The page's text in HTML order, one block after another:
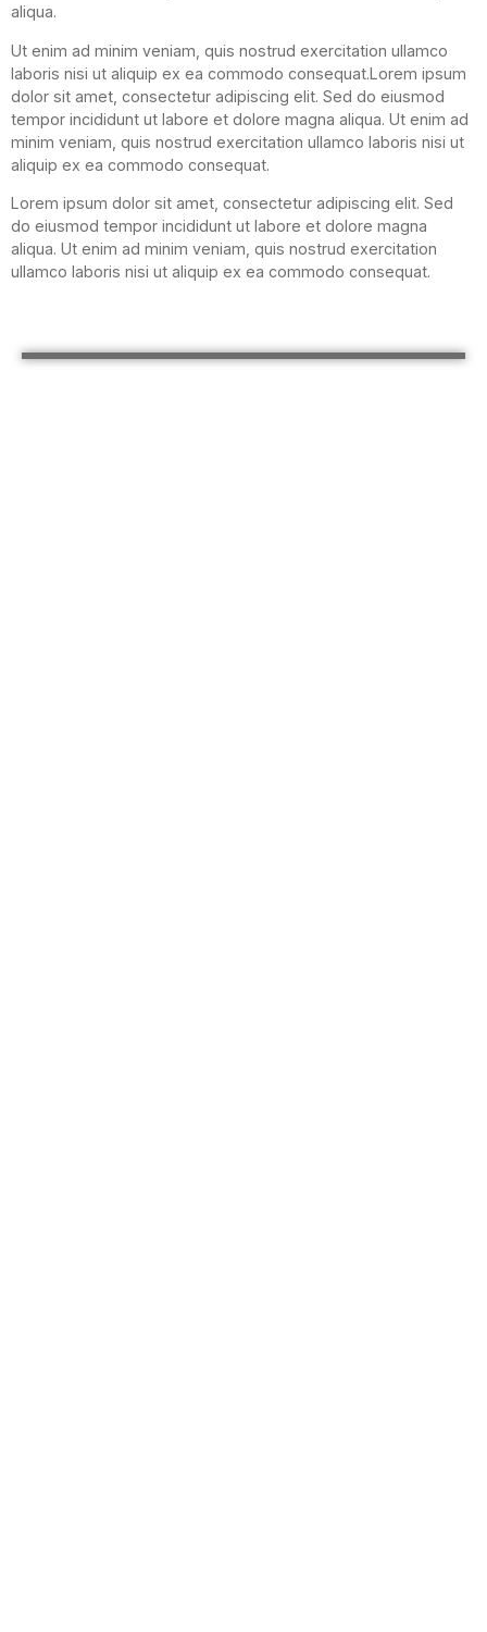
aliqua.
Ut enim ad minim veniam, quis nostrud exercitation ullamco
laboris nisi ut aliquip ex ea commodo consequat.Lorem ipsum
dolor sit amet, consectetur adipiscing elit. Sed do eiusmod
tempor incididunt ut labore et dolore magna aliqua. Ut enim ad
minim veniam, quis nostrud exercitation ullamco laboris nisi ut
aliquip ex ea commodo consequat.
Lorem ipsum dolor sit amet, consectetur adipiscing elit. Sed
do eiusmod tempor incididunt ut labore et dolore magna
aliqua. Ut enim ad minim veniam, quis nostrud exercitation
ullamco laboris nisi ut aliquip ex ea commodo consequat.